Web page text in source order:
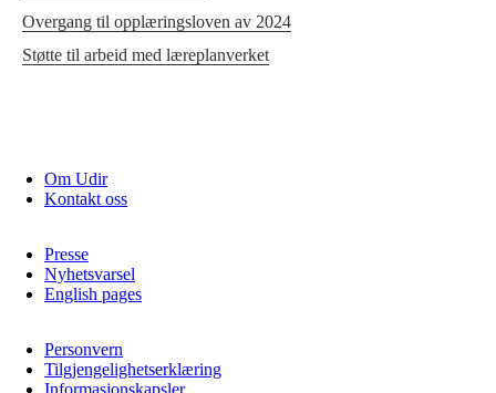
Overgang til opplæringsloven av 2024
Støtte til arbeid med læreplanverket
Om Udir
Kontakt oss
Presse
Nyhetsvarsel
English pages
Personvern
Tilgjengelighetserklæring